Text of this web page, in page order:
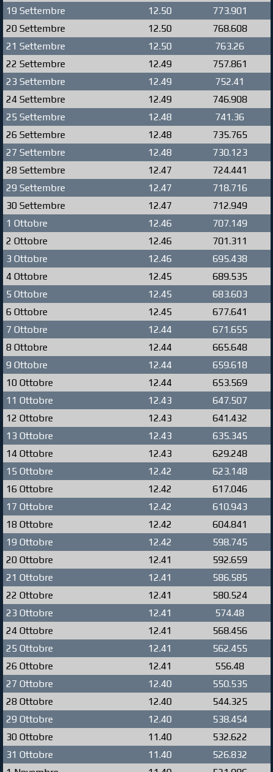
19 Settembre
12.50
773.901
20 Settembre
12.50
768.608
21 Settembre
12.50
763.26
22 Settembre
12.49
757.861
23 Settembre
12.49
752.41
24 Settembre
12.49
746.908
25 Settembre
12.48
741.36
26 Settembre
12.48
735.765
27 Settembre
12.48
730.123
28 Settembre
12.47
724.441
29 Settembre
12.47
718.716
30 Settembre
12.47
712.949
1 Ottobre
12.46
707.149
2 Ottobre
12.46
701.311
3 Ottobre
12.46
695.438
4 Ottobre
12.45
689.535
5 Ottobre
12.45
683.603
6 Ottobre
12.45
677.641
7 Ottobre
12.44
671.655
8 Ottobre
12.44
665.648
9 Ottobre
12.44
659.618
10 Ottobre
12.44
653.569
11 Ottobre
12.43
647.507
12 Ottobre
12.43
641.432
13 Ottobre
12.43
635.345
14 Ottobre
12.43
629.248
15 Ottobre
12.42
623.148
16 Ottobre
12.42
617.046
17 Ottobre
12.42
610.943
18 Ottobre
12.42
604.841
19 Ottobre
12.42
598.745
20 Ottobre
12.41
592.659
21 Ottobre
12.41
586.585
22 Ottobre
12.41
580.524
23 Ottobre
12.41
574.48
24 Ottobre
12.41
568.456
25 Ottobre
12.41
562.455
26 Ottobre
12.41
556.48
27 Ottobre
12.40
550.535
28 Ottobre
12.40
544.325
29 Ottobre
12.40
538.454
30 Ottobre
11.40
532.622
31 Ottobre
11.40
526.832